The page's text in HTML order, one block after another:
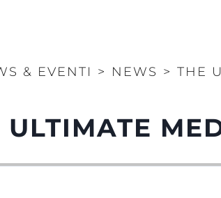
& EVENTI > NEWS > THE
ULTIMATE